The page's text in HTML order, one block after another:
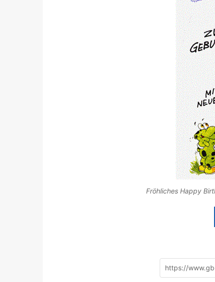
Fröhliches Happy